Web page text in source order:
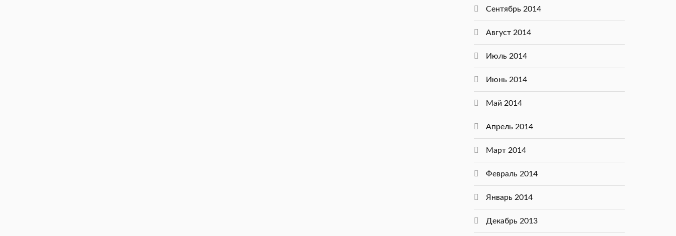
Сентябрь 2014
Август 2014
Июль 2014
Июнь 2014
Май 2014
Апрель 2014
Март 2014
Февраль 2014
Январь 2014
Декабрь 2013